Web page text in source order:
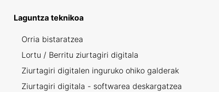
Laguntza teknikoa
Orria bistaratzea
Lortu / Berritu ziurtagiri digitala
Ziurtagiri digitalen inguruko ohiko galderak
Ziurtagiri digitala - softwarea deskargatzea